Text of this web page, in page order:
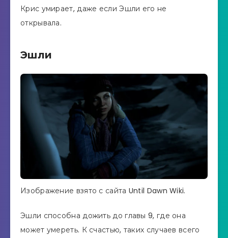
Крис умирает, даже если Эшли его не
открывала.
Эшли
Изображение взято с сайта Until Dawn Wiki.
Эшли способна дожить до главы 9, где она
может умереть. К счастью, таких случаев всего